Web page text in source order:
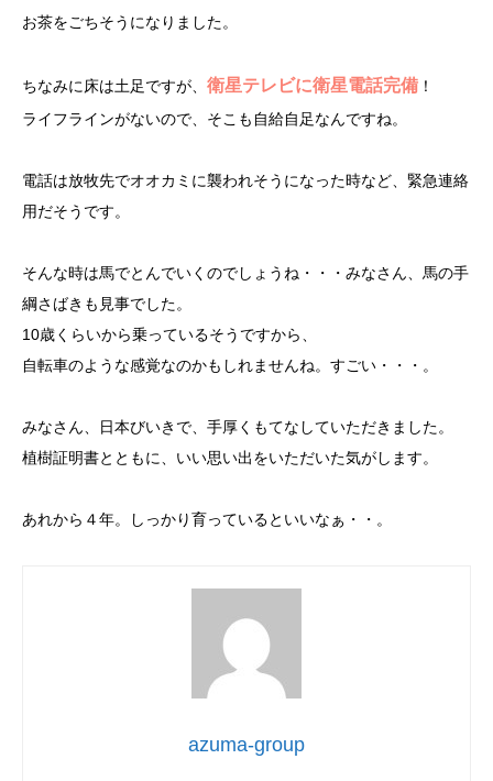
お茶をごちそうになりました。
ちなみに床は土足ですが、 衛星テレビに衛星電話完備 ！
ライフラインがないので、そこも自給自足なんですね。
電話は放牧先でオオカミに襲われそうになった時など、緊急連絡
用だそうです。
そんな時は馬でとんでいくのでしょうね・・・みなさん、馬の手
綱さばきも見事でした。
10歳くらいから乗っているそうですから、
自転車のような感覚なのかもしれませんね。すごい・・・。
みなさん、日本びいきで、手厚くもてなしていただきました。
植樹証明書とともに、いい思い出をいただいた気がします。
あれから４年。しっかり育っているといいなぁ・・。
azuma-group